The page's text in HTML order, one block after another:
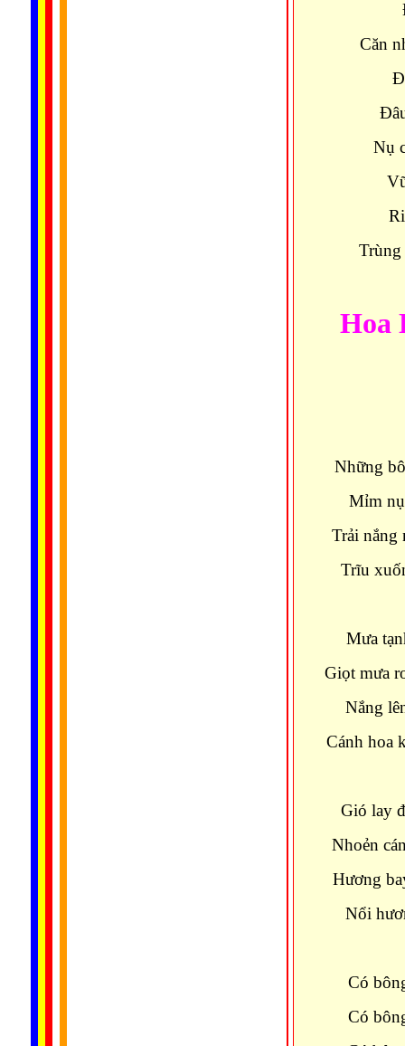
Căn
Nụ
Trùng
Hoa
Những
Mỉm
Trải nắng
Trĩu
Mưa
Giọt mưa
Nắng
Cánh hoa
Gió lay
Nhoẻn
Hương
Nổi
Có
Có